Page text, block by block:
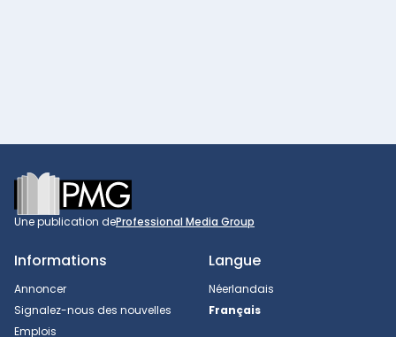
Footer
Une publication deProfessional Media Group
Informations
Annoncer
Signalez-nous des nouvelles
Emplois
Langue
Néerlandais
Français